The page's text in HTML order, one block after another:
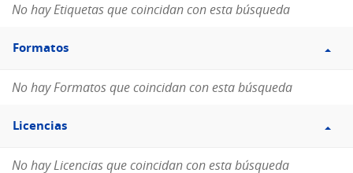
No hay Etiquetas que coincidan con esta búsqueda
Filtro
Formatos
Formatos
No hay Formatos que coincidan con esta búsqueda
Filtro
Licencias
Licencias
No hay Licencias que coincidan con esta búsqueda